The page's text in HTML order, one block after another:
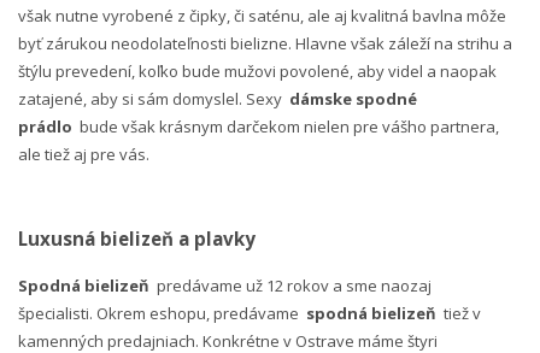
však nutne vyrobené z čipky, či saténu, ale aj kvalitná bavlna môže
byť zárukou neodolateľnosti bielizne. Hlavne však záleží na strihu a
štýlu prevedení, koľko bude mužovi povolené, aby videl a naopak
zatajené, aby si sám domyslel. Sexy dámske spodné
prádlo bude však krásnym darčekom nielen pre vášho partnera,
ale tiež aj pre vás.
Luxusná bielizeň a plavky
Spodná bielizeň predávame už 12 rokov a sme naozaj
špecialisti. Okrem eshopu, predávame spodná bielizeň tiež v
kamenných predajniach. Konkrétne v Ostrave máme štyri